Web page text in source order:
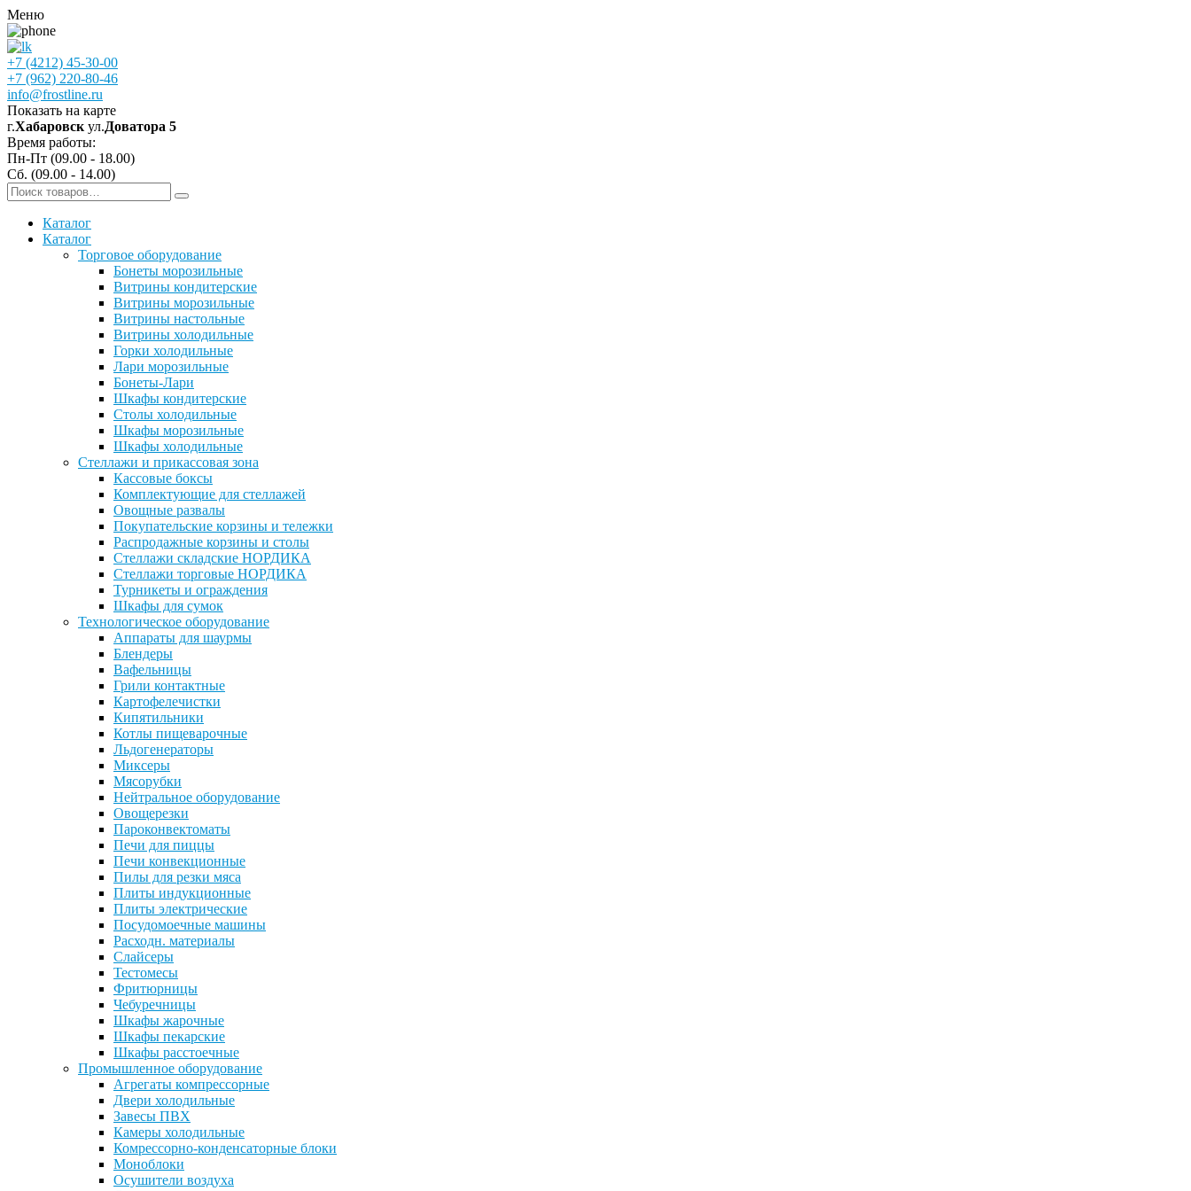
Меню
+7 (4212) 45-30-00
+7 (962) 220-80-46
info@frostline.ru
Показать на карте
г.Хабаровск ул.Доватора 5
Время работы:
Пн-Пт (09.00 - 18.00)
Сб. (09.00 - 14.00)
Каталог
Каталог
Торговое оборудование
Бонеты морозильные
Витрины кондитерские
Витрины морозильные
Витрины настольные
Витрины холодильные
Горки холодильные
Лари морозильные
Бонеты-Лари
Шкафы кондитерские
Столы холодильные
Шкафы морозильные
Шкафы холодильные
Стеллажи и прикассовая зона
Кассовые боксы
Комплектующие для стеллажей
Овощные развалы
Покупательские корзины и тележки
Распродажные корзины и столы
Стеллажи складские НОРДИКА
Стеллажи торговые НОРДИКА
Турникеты и ограждения
Шкафы для сумок
Технологическое оборудование
Аппараты для шаурмы
Блендеры
Вафельницы
Грили контактные
Картофелечистки
Кипятильники
Котлы пищеварочные
Льдогенераторы
Миксеры
Мясорубки
Нейтральное оборудование
Овощерезки
Пароконвектоматы
Печи для пиццы
Печи конвекционные
Пилы для резки мяса
Плиты индукционные
Плиты электрические
Посудомоечные машины
Расходн. материалы
Слайсеры
Тестомесы
Фритюрницы
Чебуречницы
Шкафы жарочные
Шкафы пекарские
Шкафы расстоечные
Промышленное оборудование
Агрегаты компрессорные
Двери холодильные
Завесы ПВХ
Камеры холодильные
Комрессорно-конденсаторные блоки
Моноблоки
Осушители воздуха